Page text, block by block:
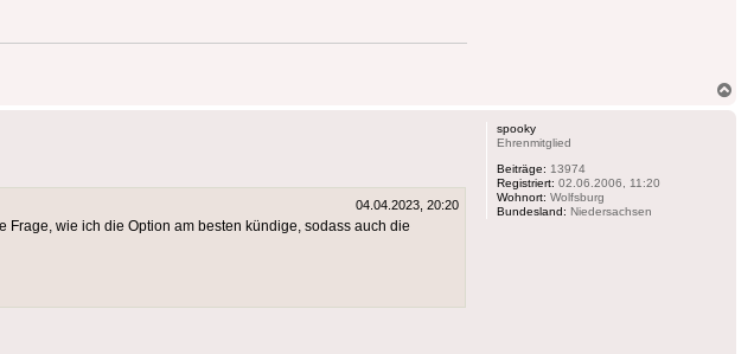
spooky
Ehrenmitglied
Beiträge: 13974
Registriert: 02.06.2006, 11:20
Wohnort: Wolfsburg
Bundesland: Niedersachsen
04.04.2023, 20:20
Frage, wie ich die Option am besten kündige, sodass auch die